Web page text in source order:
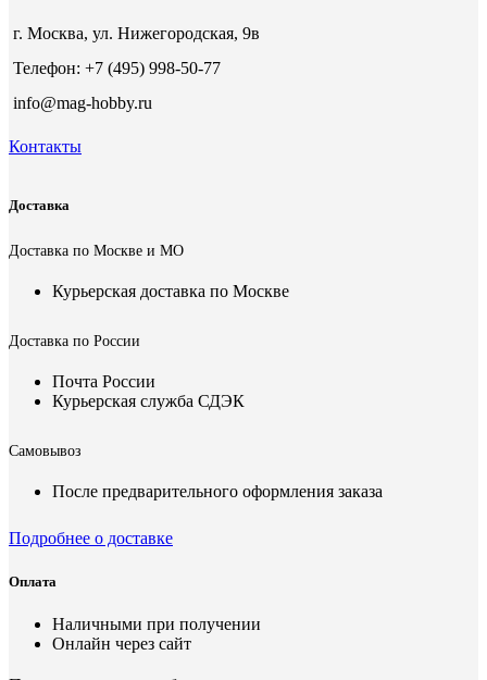
г. Москва, ул. Нижегородская, 9в
Телефон: +7 (495) 998-50-77
info@mag-hobby.ru
Контакты
Доставка
Доставка по Москве и МО
Курьерская доставка по Москве
Доставка по России
Почта России
Курьерская служба СДЭК
Самовывоз
После предварительного оформления заказа
Подробнее о доставке
Оплата
Наличными при получении
Онлайн через сайт